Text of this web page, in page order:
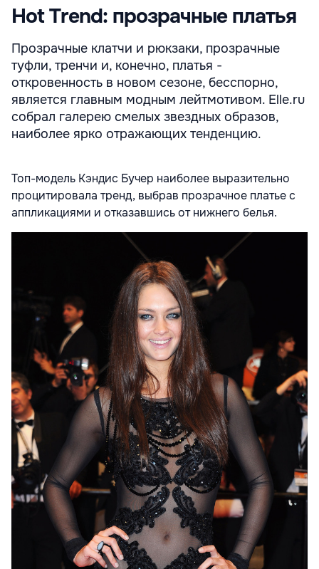
Hot Trend: прозрачные платья
Прозрачные клатчи и рюкзаки, прозрачные
туфли, тренчи и, конечно, платья -
откровенность в новом сезоне, бесспорно,
является главным модным лейтмотивом. Elle.ru
собрал галерею смелых звездных образов,
наиболее ярко отражающих тенденцию.
Топ-модель Кэндис Бучер наиболее выразительно
процитировала тренд, выбрав прозрачное платье с
аппликациями и отказавшись от нижнего белья.